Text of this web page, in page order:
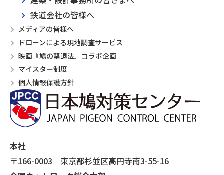
本社
〒166-0003 東京都杉並区高円寺南3-55-16
鉄道会社の皆様へ
メディアの皆様へ
ドローンによる現地調査サービス
映画『鳩の撃退法』コラボ企画
マイスター制度
個人情報保護方針